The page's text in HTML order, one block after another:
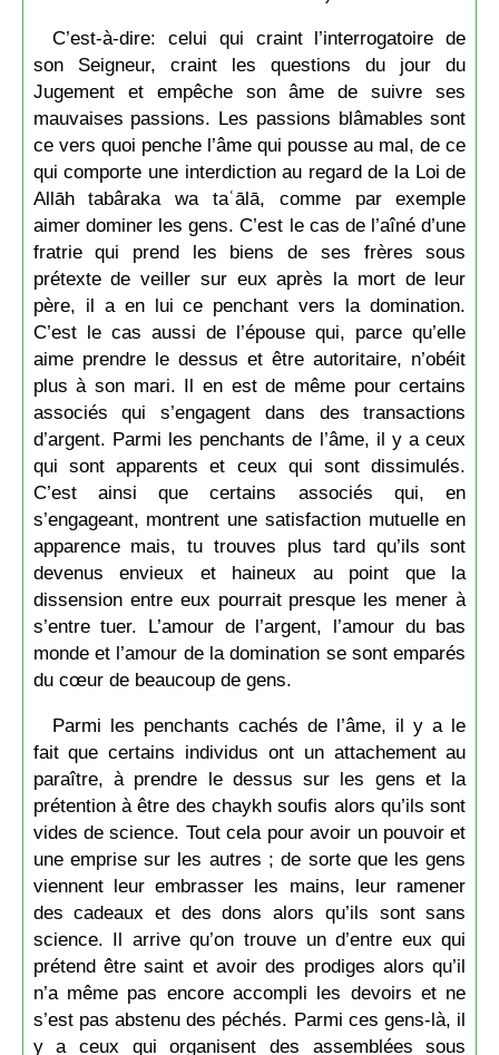
C’est-à-dire: celui qui craint l’interrogatoire de
son Seigneur, craint les questions du jour du
Jugement et empêche son âme de suivre ses
mauvaises passions. Les passions blâmables sont
ce vers quoi penche l’âme qui pousse au mal, de ce
qui comporte une interdiction au regard de la Loi de
Allāh tabâraka wa taʿālā, comme par exemple
aimer dominer les gens. C’est le cas de l’aîné d’une
fratrie qui prend les biens de ses frères sous
prétexte de veiller sur eux après la mort de leur
père, il a en lui ce penchant vers la domination.
C’est le cas aussi de l’épouse qui, parce qu’elle
aime prendre le dessus et être autoritaire, n’obéit
plus à son mari. Il en est de même pour certains
associés qui s’engagent dans des transactions
d’argent. Parmi les penchants de l’âme, il y a ceux
qui sont apparents et ceux qui sont dissimulés.
C’est ainsi que certains associés qui, en
s’engageant, montrent une satisfaction mutuelle en
apparence mais, tu trouves plus tard qu’ils sont
devenus envieux et haineux au point que la
dissension entre eux pourrait presque les mener à
s’entre tuer. L’amour de l’argent, l’amour du bas
monde et l’amour de la domination se sont emparés
du cœur de beaucoup de gens.
Parmi les penchants cachés de l’âme, il y a le
fait que certains individus ont un attachement au
paraître, à prendre le dessus sur les gens et la
prétention à être des chaykh soufis alors qu’ils sont
vides de science. Tout cela pour avoir un pouvoir et
une emprise sur les autres ; de sorte que les gens
viennent leur embrasser les mains, leur ramener
des cadeaux et des dons alors qu’ils sont sans
science. Il arrive qu’on trouve un d’entre eux qui
prétend être saint et avoir des prodiges alors qu’il
n’a même pas encore accompli les devoirs et ne
s’est pas abstenu des péchés. Parmi ces gens-là, il
y a ceux qui organisent des assemblées sous